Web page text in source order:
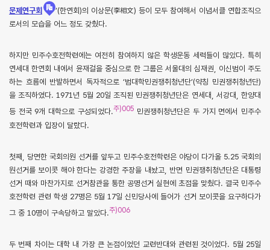
문제연구회
’(한연회)의 이상문(李相文) 등이 모두 참여해서 이념서클 연합조직으
로서의 모습을 어느 정도 갖췄다.
하지만 민주수호전학련에는 여전히 참여하지 않은 학생운동 세력들이 많았다. 특히
연세대 한연회 내에서 윤재걸을 중심으로 한 그룹은 서울대의 심재권, 이신범이 주도
하는 흐름에 반발하면서 독자적으로 ‘범대학민권쟁취청년단’(약칭 민권쟁취청년단)
을 조직하였다. 1971년 5월 20일 조직된 민권쟁취청년단은 연세대, 서강대, 한양대
등 전국 9개 대학으로 구성되었다.주)005 민권쟁취청년단은 두 가지 면에서 민주수
호전학련과 입장이 달랐다.
첫째, 당면한 국회의원 선거를 앞두고 민주수호전학련은 야당이 다가올 5.25 국회의
원선거를 보이콧 해야 한다는 강경한 주장을 내놨고, 반면 민권쟁취청년단은 대통령
선거 때와 마찬가지로 선거참관을 통한 공명선거 실현에 초점을 맞췄다. 결국 민주수
호전학련 관련 학생 27명은 5월 17일 신민당사에 들어가 선거 보이콧을 요구하다가
그 중 10명이 구속당하고 말았다.주)006
두 번째 차이는 대학 내 가장 큰 논점이었던 교련반대와 관련된 것이었다. 5월 25일